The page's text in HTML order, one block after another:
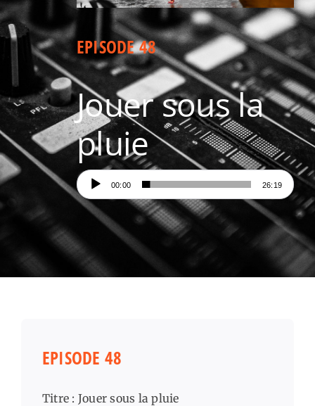
Aux quatre coins de Paris
EPISODE 48
Jouer sous la
pluie
Lecteur
audio
00:00 26:19
EPISODE 48
Titre : Jouer sous la pluie